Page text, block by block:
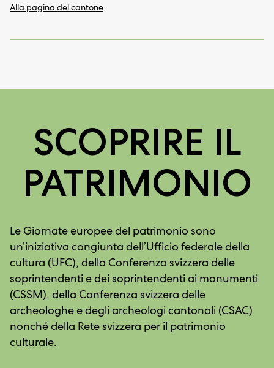
Alla pagina del cantone
SCOPRIRE IL
PATRIMONIO
Le Giornate europee del patrimonio sono
un’iniziativa congiunta dell’Ufficio federale della
cultura (UFC), della Conferenza svizzera delle
soprintendenti e dei soprintendenti ai monumenti
(CSSM), della Conferenza svizzera delle
archeologhe e degli archeologi cantonali (CSAC)
nonché della Rete svizzera per il patrimonio
culturale.